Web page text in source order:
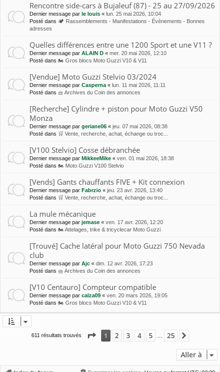
Rencontre side-cars à Bujaleuf (87) - 25 au 27/09/2026
Dernier message par le louis « lun. 25 mai 2026, 10:04
Posté dans 🏕 Rassemblements - Manifestations - Évènements - Bonnes
adresses
Quelles différences entre une 1200 Sport et une V11 ?
Dernier message par ALAIN D « mer. 20 mai 2026, 12:10
Posté dans 🏍 Gros blocs Moto Guzzi V10 & V11
[Vendue] Moto Guzzi Stelvio 03/2024
Dernier message par Casperna « lun. 11 mai 2026, 11:11
Posté dans 🧺 Archives du Coin des annonces
[Recherche] Cylindre + piston pour Moto Guzzi V50
Monza
Dernier message par geriane06 « jeu. 07 mai 2026, 08:38
Posté dans 🛒 Vente, recherche, achat, échange ou troc...
[V100 Stelvio] Cosse débranchée
Dernier message par MikkeeMike « ven. 01 mai 2026, 18:38
Posté dans 🏍 Moto Guzzi V100 Stelvio
[Vends] Gants chauffants FIVE + Kit connexion
Dernier message par Fabrzio « jeu. 23 avr. 2026, 13:40
Posté dans 🛒 Vente, recherche, achat, échange ou troc...
La mule mécanique
Dernier message par jemase « ven. 17 avr. 2026, 12:20
Posté dans 🏍 Attelages, trike & tricyclecar Moto Guzzi
[Trouvé] Cache latéral pour Moto Guzzi 750 Nevada
club
Dernier message par Ajc « dim. 12 avr. 2026, 17:23
Posté dans 🧺 Archives du Coin des annonces
[V10 Centauro] Compteur compatible
Dernier message par calza09 « ven. 20 mars 2026, 19:05
Posté dans 🏍 Gros blocs Moto Guzzi V10 & V11
611 résultats trouvés Page 1sur 25
1 2 3 4 5 25
Aller à